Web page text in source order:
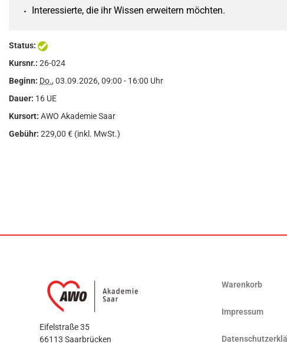
Interessierte, die ihr Wissen erweitern möchten.
Status:
Kursnr.: 26-024
Beginn: Do., 03.09.2026, 09:00 - 16:00 Uhr
Dauer: 16 UE
Kursort: AWO Akademie Saar
Gebühr: 229,00 € (inkl. MwSt.)
Eifelstraße 35
66113 Saarbrücken
Warenkorb
Impressum